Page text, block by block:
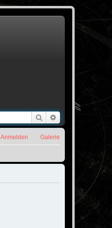
Suche
Galerie
Anmelden